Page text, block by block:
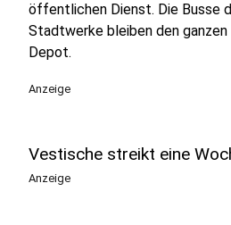
öffentlichen Dienst. Die Busse
Stadtwerke bleiben den
Depot.
Anzeige
Vestische streikt eine
Anzeige